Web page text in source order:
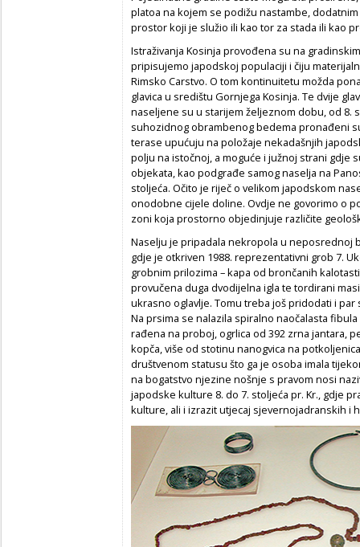
platoa na kojem se podižu nastambe,
prostor koji je služio ili kao tor za stada ili kao
Istraživanja Kosinja provođena su na
pripisujemo japodskoj populaciji i čiju
Rimsko Carstvo. O tom kontinuitetu možda
glavica u središtu Gornjega Kosinja. Te dvije
naseljene su u starijem željeznom dobu, od 8.
suhozidnog obrambenog bedema pronađeni
terase upućuju na položaje nekadašnjih
polju na istočnoj, a moguće i južnoj strani gdje
objekata, kao podgrađe samog naselja na
stoljeća. Očito je riječ o velikom japodskom
onodobne cijele doline. Ovdje ne govorimo o
zoni koja prostorno objedinjuje različite
Naselju je pripadala nekropola u neposrednoj
gdje je otkriven 1988. reprezentativni grob 7.
grobnim prilozima – kapa od brončanih
provučena duga dvodijelna igla te tordirani
ukrasno oglavlje. Tomu treba još pridodati i
Na prsima se nalazila spiralno naočalasta
rađena na proboj, ogrlica od 392 zrna jantara,
kopča, više od stotinu nanogvica na
društvenom statusu što ga je osoba imala
na bogatstvo njezine nošnje s pravom nosi
japodske kulture 8. do 7. stoljeća pr. Kr., gdje
kulture, ali i izrazit utjecaj sjevernojadranskih i